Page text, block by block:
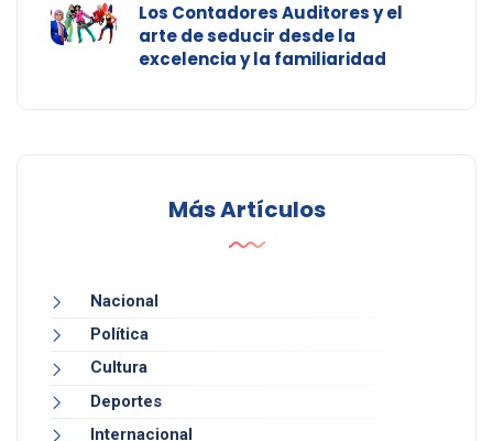
Los Contadores Auditores y el
arte de seducir desde la
excelencia y la familiaridad
Más Artículos
Nacional
Política
Cultura
Deportes
Internacional